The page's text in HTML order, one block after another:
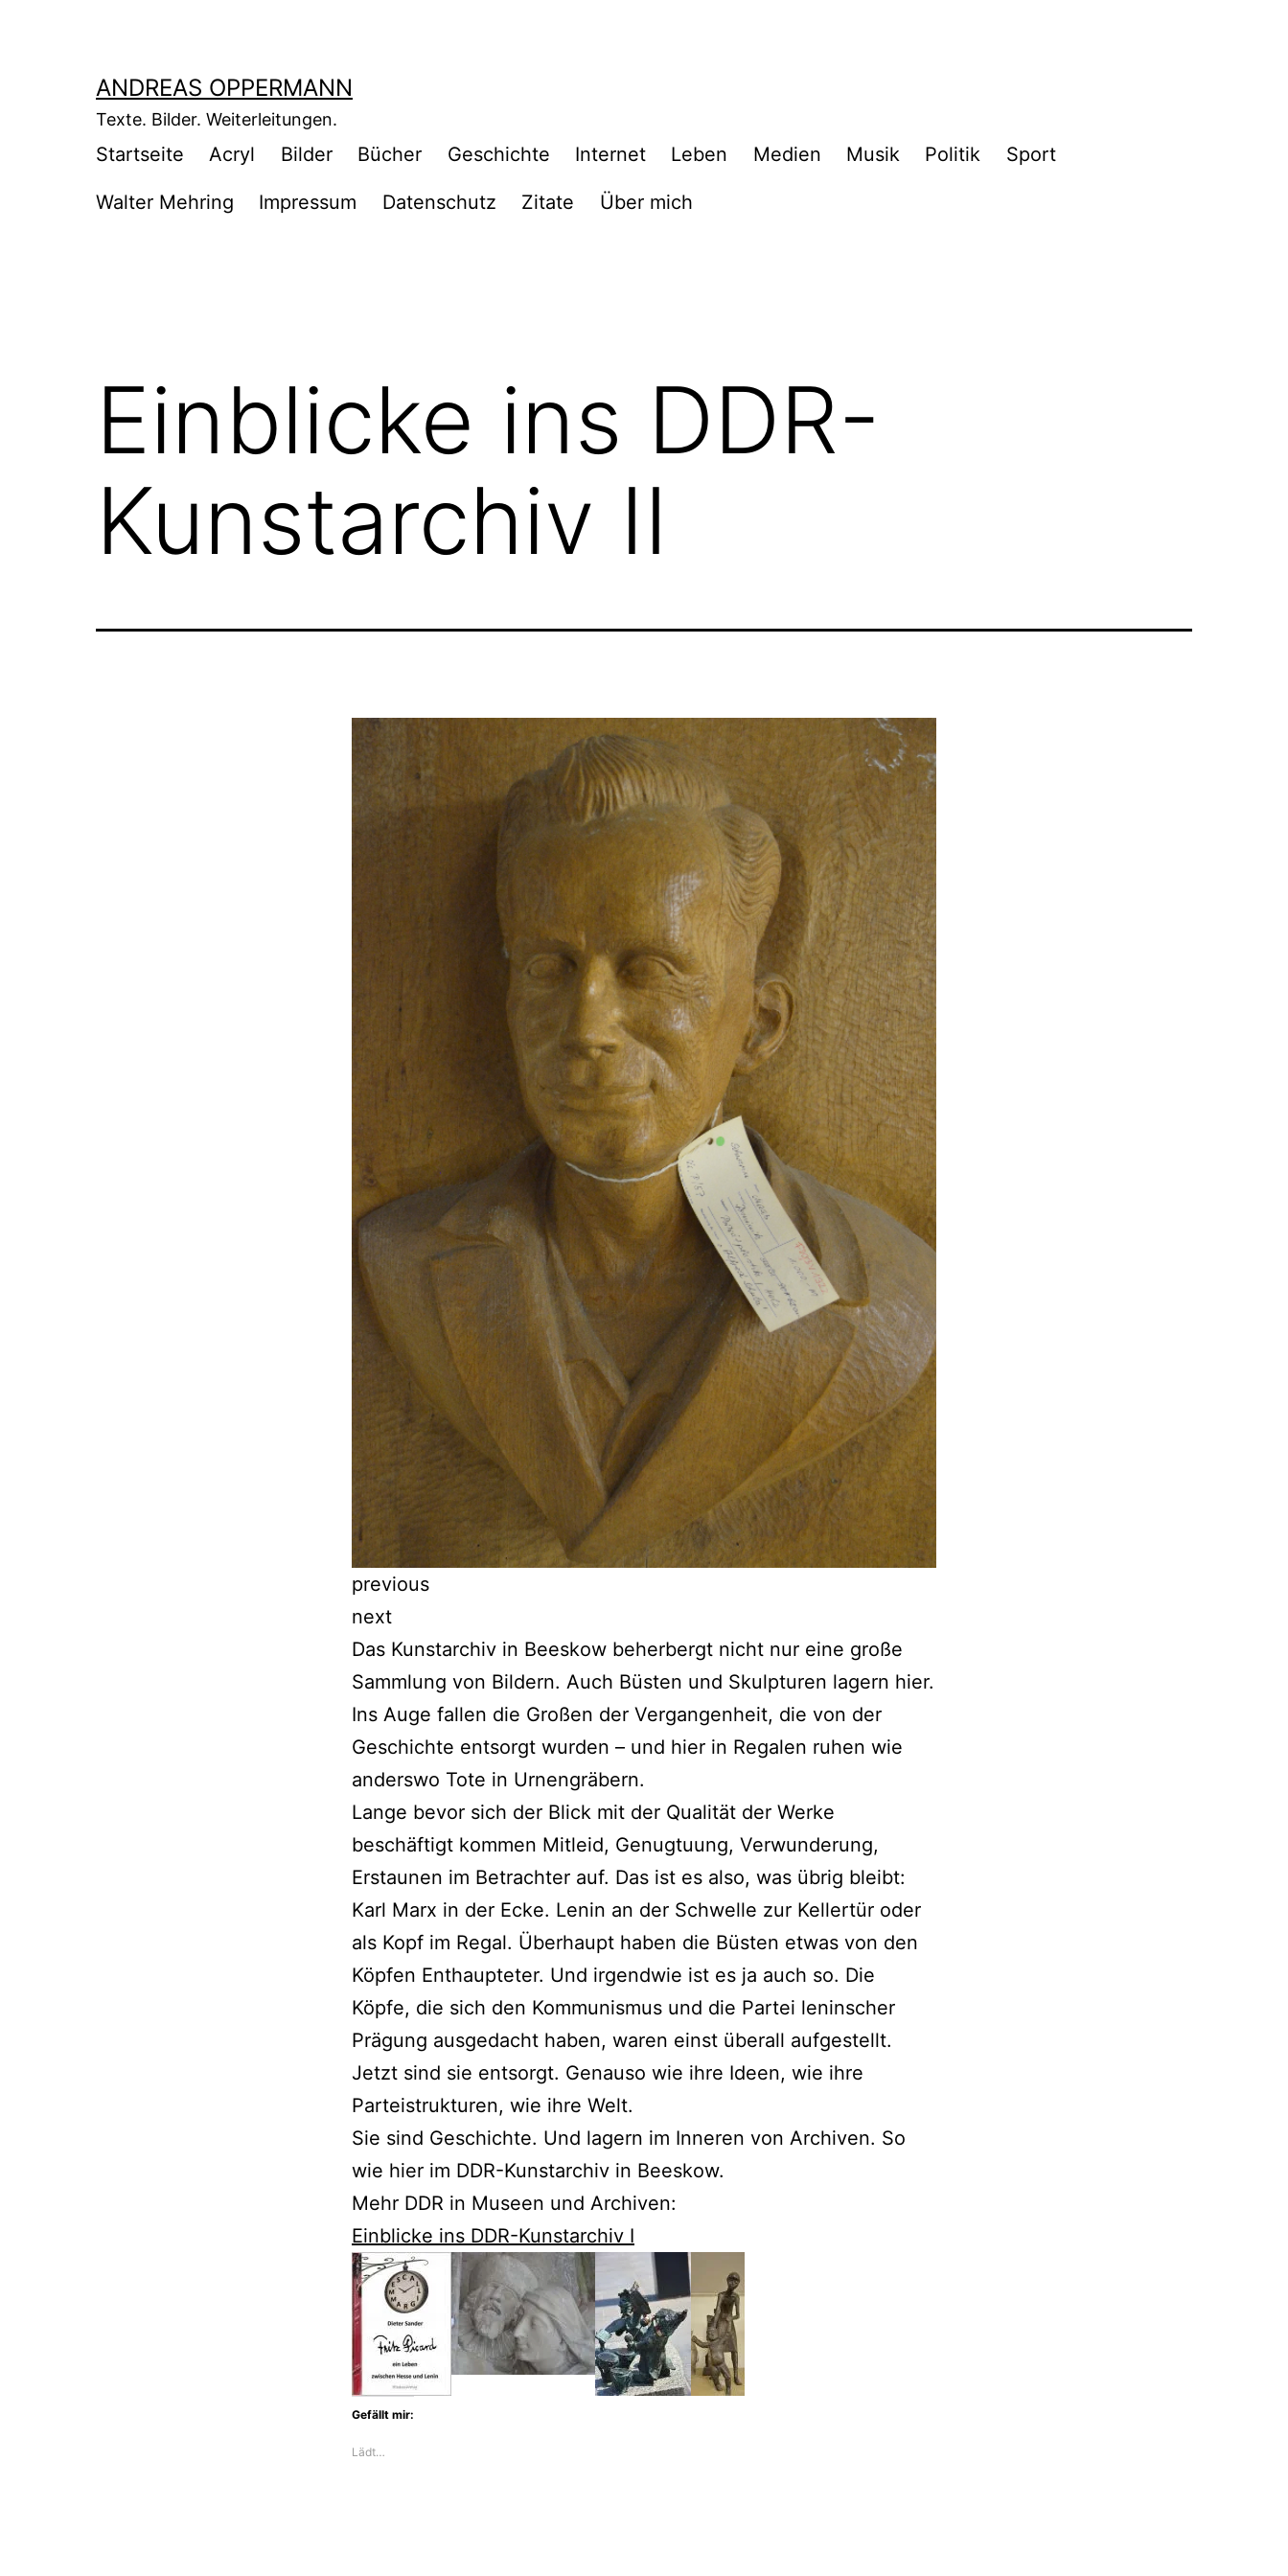
ANDREAS OPPERMANN
Texte. Bilder. Weiterleitungen.
Startseite Acryl Bilder Bücher Geschichte Internet Leben Medien Musik Politik Sport
Walter Mehring Impressum Datenschutz Zitate Über mich
Einblicke ins DDR-
Kunstarchiv II
previous
next
Das Kunstarchiv in Beeskow beherbergt nicht nur eine große
Sammlung von Bildern. Auch Büsten und Skulpturen lagern hier.
Ins Auge fallen die Großen der Vergangenheit, die von der
Geschichte entsorgt wurden – und hier in Regalen ruhen wie
anderswo Tote in Urnengräbern.
Lange bevor sich der Blick mit der Qualität der Werke
beschäftigt kommen Mitleid, Genugtuung, Verwunderung,
Erstaunen im Betrachter auf. Das ist es also, was übrig bleibt:
Karl Marx in der Ecke. Lenin an der Schwelle zur Kellertür oder
als Kopf im Regal. Überhaupt haben die Büsten etwas von den
Köpfen Enthaupteter. Und irgendwie ist es ja auch so. Die
Köpfe, die sich den Kommunismus und die Partei leninscher
Prägung ausgedacht haben, waren einst überall aufgestellt.
Jetzt sind sie entsorgt. Genauso wie ihre Ideen, wie ihre
Parteistrukturen, wie ihre Welt.
Sie sind Geschichte. Und lagern im Inneren von Archiven. So
wie hier im DDR-Kunstarchiv in Beeskow.
Mehr DDR in Museen und Archiven:
Einblicke ins DDR-Kunstarchiv I
Gefällt mir:
Lädt…